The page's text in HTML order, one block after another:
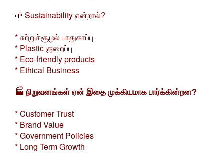
🌱 Sustainability என்றால்?
* சுற்றுச்சூழல் பாதுகாப்பு
* Plastic குறைப்பு
* Eco-friendly products
* Ethical Business
🏭 நிறுவனங்கள் ஏன் இதை முக்கியமாக பார்க்கின்றன?
* Customer Trust
* Brand Value
* Government Policies
* Long Term Growth